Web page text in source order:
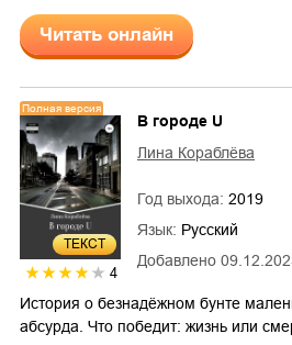
Читать онлайн
ТЕКСТ
Полная версия
4
Добавлено
В городе U
Лина Кораблёва
Год выхода: 2019
Язык: Русский
История о безнадёжном бунте
абсурда. Что победит: жизнь или